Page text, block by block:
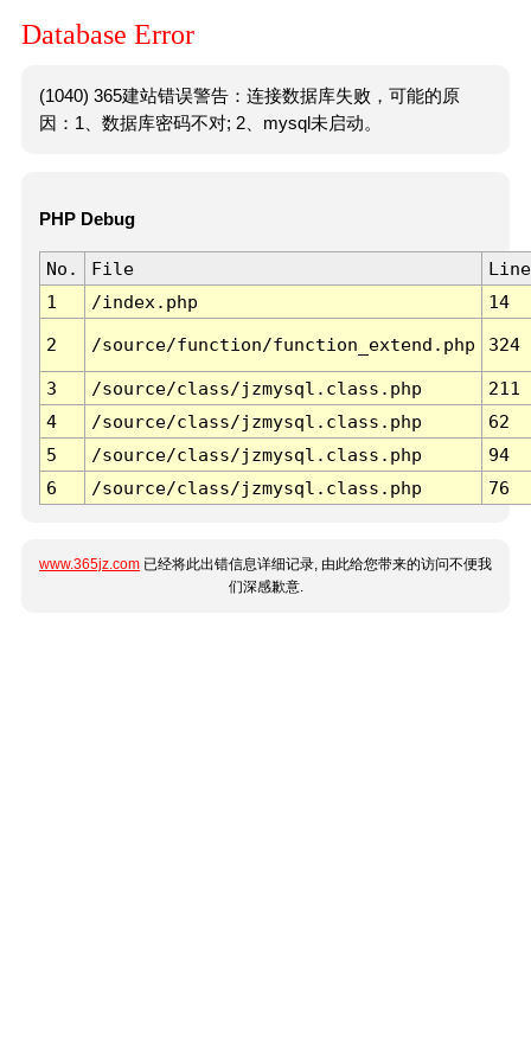
Database Error
(1040) 365建站错误警告：连接数据库失败，可能的原
因：1、数据库密码不对; 2、mysql未启动。
PHP Debug
No. File
Line
1
/index.php 14
2 /source/function/function_extend.php 324
3 /source/class/jzmysql.class.php
211
4
/source/class/jzmysql.class.php
62
5
/source/class/jzmysql.class.php
94
6
/source/class/jzmysql.class.php 76
www.365jz.com 已经将此出错信息详细记录, 由此给您带来的访问不便我
们深感歉意.